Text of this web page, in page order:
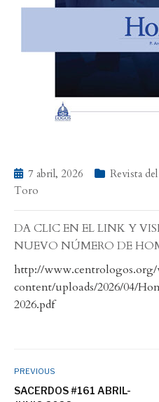
7 abril, 2026 Revista
Toro
DA CLIC EN EL LINK Y
NUEVO NÚMERO DE
http://
content/uploads/2026/04/
2026.pdf
PREVIOUS
SACERDOS #161 ABRIL-